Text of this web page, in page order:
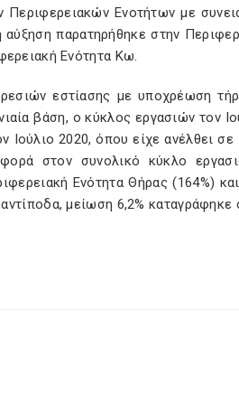
Περιφερειακών Ενοτήτων με
παρατηρήθηκε στην
Ενότητα Κω.
εστίασης με υποχρέωση
βάση, ο κύκλος εργασιών τον
2020, όπου είχε ανέλθει σε
στον συνολικό κύκλο
Ενότητα Θήρας (164%)
μείωση 6,2%